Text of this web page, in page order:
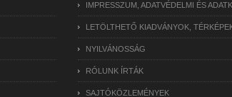
IMPRESSZUM, ADATVÉDELMI ÉS
LETÖLTHETŐ KIADVÁNYOK,
NYILVÁNOSSÁG
RÓLUNK ÍRTÁK
SAJTÓKÖZLEMÉNYEK